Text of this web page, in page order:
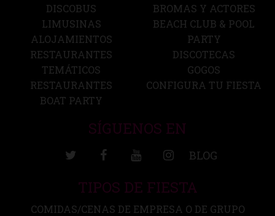
DISCOBUS
LIMUSINAS
ALOJAMIENTOS
RESTAURANTES
TEMÁTICOS
RESTAURANTES
BOAT PARTY
BROMAS Y ACTORES
BEACH CLUB & POOL
PARTY
DISCOTECAS
GOGOS
CONFIGURA TU FIESTA
SÍGUENOS EN
BLOG
TIPOS DE FIESTA
COMIDAS/CENAS DE EMPRESA O DE GRUPO